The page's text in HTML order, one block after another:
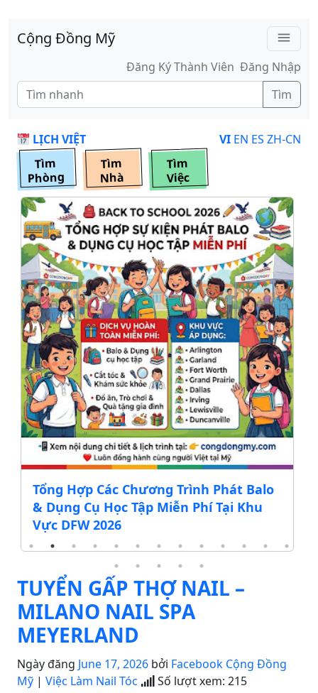
Cộng Đồng Mỹ
menu
Đăng Ký Thành Viên Đăng Nhập
Tìm
LỊCH VIỆT VI EN ES ZH-CN
Tìm
Phòng
Tìm
Nhà
Tìm
Việc
Tổng Hợp Các Chương Trình Phát Balo
& Dụng Cụ Học Tập Miễn Phí Tại Khu
Vực DFW 2026
TUYỂN GẤP THỢ NAIL –
MILANO NAIL SPA
MEYERLAND
Ngày đăng June 17, 2026 bởi Facebook Cộng Đồng
Mỹ | Việc Làm Nail Tóc Số lượt xem: 215